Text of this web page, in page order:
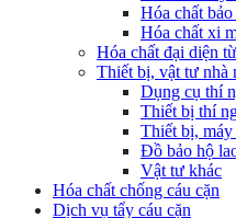
Hóa chất
Hóa chất xi
Hóa chất đại diện
Thiết bị, vật tư nhà
Dụng cụ thí
Thiết bị thí
Thiết bị,
Đồ bảo hộ
Vật tư khác
Hóa chất chống cáu cặn
Dịch vụ tẩy cáu cặn